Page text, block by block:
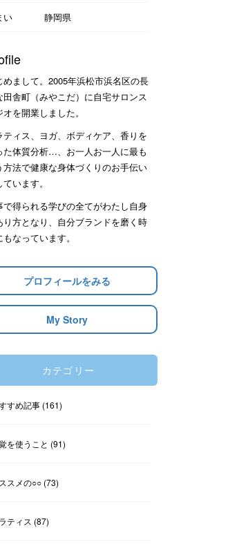
い 静岡県
めまして。2005年浜松市浜名区の長
田舎町（みやこだ）に自宅サロンス
オを開業しました。
ティス、ヨガ、ボディケア、香りを
た体質分析…、お一人お一人に最も
方法で健康な身体づくりのお手伝い
います。
で得られる学びの全てがわたし自身
り方となり、自分ブランドを磨く時
なっています。
プロフィールをみる
My Story
カテゴリー
すめ記事(161)
を使うこと (91)
スメの○○(73)
ティス (87)